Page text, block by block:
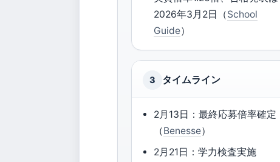
2026年3月2日（School
Guide）
3 タイムライン
2月13日：最終応募倍率確定
（Benesse）
2月21日：学力検査実施